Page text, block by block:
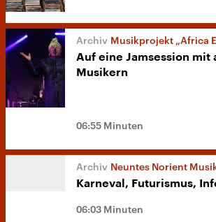
Musikprojekt „Africa
Auf eine Jamsession mit
Musikern
06:55 Minuten
Neuntes Norient
Karneval, Futurismus,
06:03 Minuten